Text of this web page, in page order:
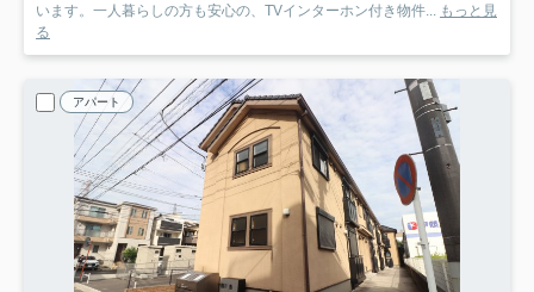
います。一人暮らしの方も安心の、TVインターホン付き物件... もっと見
る
アパート